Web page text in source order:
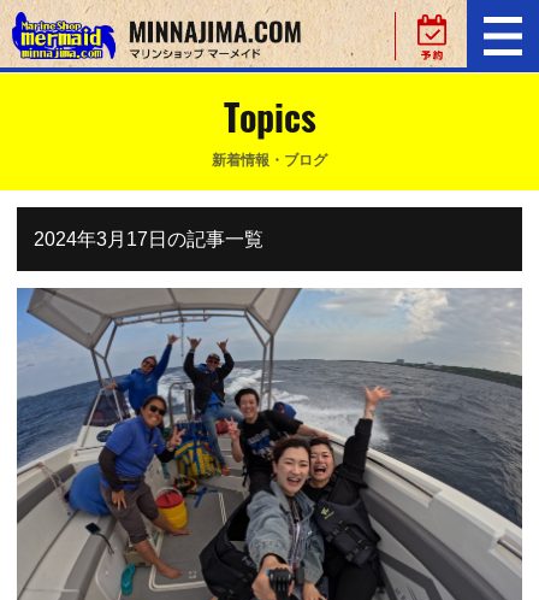
Topics
新着情報・ブログ
2024年3月17日の記事一覧